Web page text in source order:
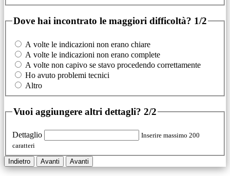
Dove hai incontrato le maggiori difficoltà? 1/2
A volte le indicazioni non erano chiare
A volte le indicazioni non erano complete
A volte non capivo se stavo procedendo correttamente
Ho avuto problemi tecnici
Altro
Vuoi aggiungere altri dettagli? 2/2
Dettaglio
Inserire massimo 200
caratteri
Indietro Avanti Avanti